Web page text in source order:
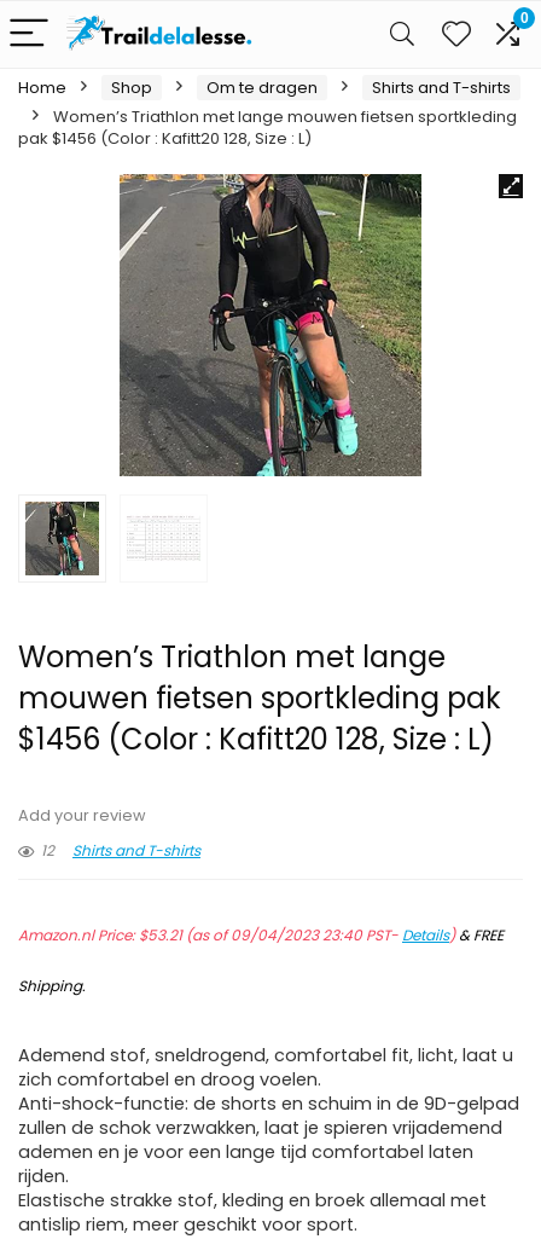
0
Home Shop Om te dragen
Shirts and T-shirts
Women’s Triathlon met lange mouwen fietsen sportkleding
pak $1456 (Color : Kafitt20 128, Size : L)
Women’s Triathlon met lange
mouwen fietsen sportkleding pak
$1456 (Color : Kafitt20 128, Size : L)
Add your review
12
Shirts and T-shirts
Amazon.nl Price:$53.21(as of 09/04/2023 23:40 PST- Details)&FREE
Shipping.
Ademend stof, sneldrogend, comfortabel fit, licht, laat u
zich comfortabel en droog voelen.
Anti-shock-functie: de shorts en schuim in de 9D-gelpad
zullen de schok verzwakken, laat je spieren vrijademend
ademen en je voor een lange tijd comfortabel laten
rijden.
Elastische strakke stof, kleding en broek allemaal met
antislip riem, meer geschikt voor sport.